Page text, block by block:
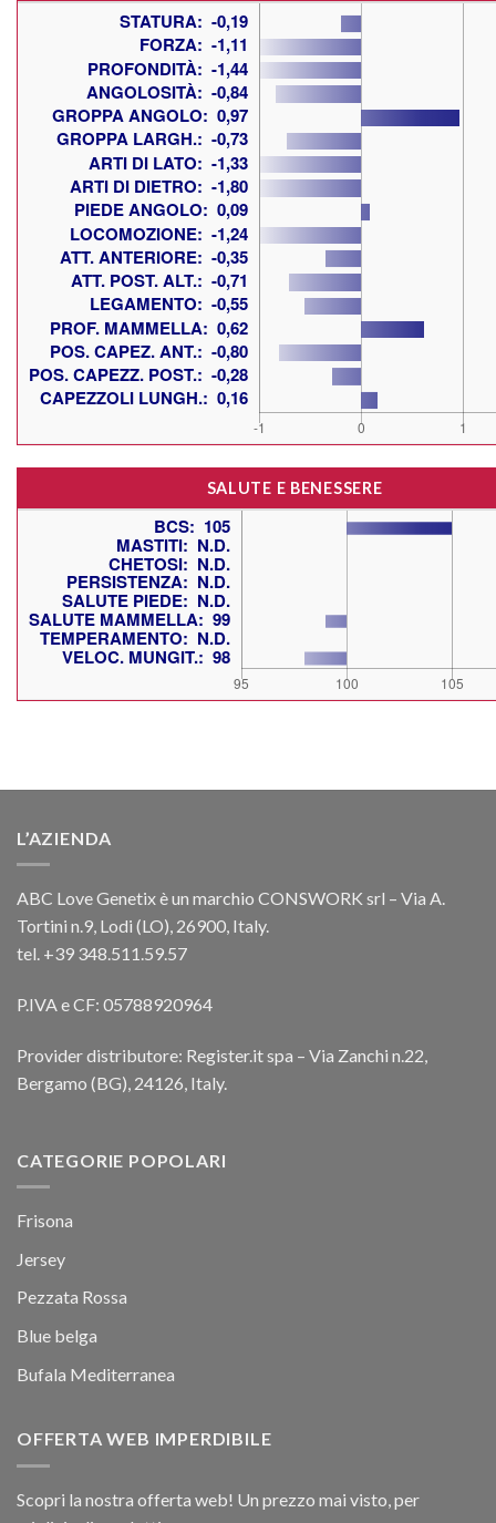
SALUTE E BENESSERE
L’AZIENDA
ABC Love Genetix è un marchio CONSWORK srl – Via A.
Tortini n.9, Lodi (LO), 26900, Italy.
tel. +39 348.511.59.57
P.IVA e CF: 05788920964
Provider distributore: Register.it spa – Via Zanchi n.22,
Bergamo (BG), 24126, Italy.
CATEGORIE POPOLARI
Frisona
Jersey
Pezzata Rossa
Blue belga
Bufala Mediterranea
OFFERTA WEB IMPERDIBILE
Scopri la nostra offerta web! Un prezzo mai visto, per